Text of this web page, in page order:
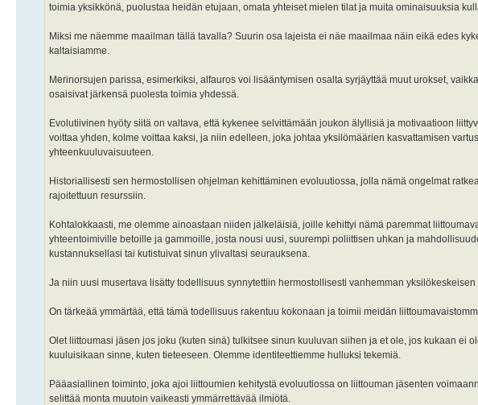
toimia yksikkönä, puolustaa heidän etujaan, omata yhteiset mielen tilat ja muita ominaisuuksia
Miksi me näemme maailman tällä tavalla? Suurin osa lajeista ei näe maailmaa näin eikä edes
kaltaisiamme.
Merinorsujen parissa, esimerkiksi, alfauros voi lisääntymisen osalta syrjäyttää muut urokset,
osaisivat järkensä puolesta toimia yhdessä.
Evolutiivinen hyöty siitä on valtava, että kykenee selvittämään joukon älyllisiä ja motivaatioon
voittaa yhden, kolme voittaa kaksi, ja niin edelleen, joka johtaa yksilömäärien kasvattamisen
yhteenkuuluvaisuuteen.
Historiallisesti sen hermostollisen ohjelman kehittäminen evoluutiossa, jolla nämä ongelmat
rajoitettuun resurssiin.
Kohtalokkaasti, me olemme ainoastaan niiden jälkeläisiä, joille kehittyi nämä paremmat
yhteentoimiville betoille ja gammoille, josta nousi uusi, suurempi poliittisen uhkan ja
kustannuksellasi tai kutistuivat sinun ylivaltasi seurauksena.
Ja niin uusi musertava lisätty todellisuus synnytettiin hermostollisesti vanhemman yksilökeskeisen
On tärkeää ymmärtää, että tämä todellisuus rakentuu kokonaan ja toimii meidän
Olet liittoumasi jäsen jos joku (kuten sinä) tulkitsee sinun kuuluvan siihen ja et ole, jos kukaan ei
kuuluisikaan sinne, kuten tieteeseen. Olemme identiteettiemme hulluksi tekemiä.
Pääasiallinen toiminto, joka ajoi liittoumien kehitystä evoluutiossa on liittouman jäsenten
selittää monta muutoin vaikeasti ymmärrettävää ilmiötä.